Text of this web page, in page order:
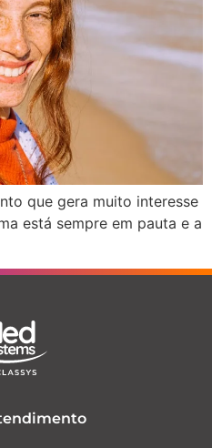
que gera muito interesse
está sempre em pauta e a